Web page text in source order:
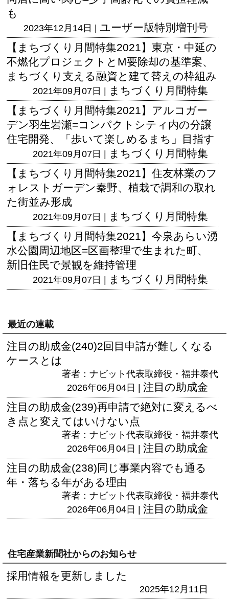
も
2023年12月14日 | ユーザー版特別増刊号
【まちづくり月間特集2021】東京・中延の
不燃化プロジェクトとM要除却の基準案、
まちづくり支える融資と建て替えの枠組み
2021年09月07日 | まちづくり月間特集
【まちづくり月間特集2021】アルコガー
デン羽生岩瀬=コンパクトシティ内の分譲
住宅開発、「歩いて楽しめるまち」目指す
2021年09月07日 | まちづくり月間特集
【まちづくり月間特集2021】住友林業のフ
ォレストガーデン秦野、植栽で調和の取れ
た街並み形成
2021年09月07日 | まちづくり月間特集
【まちづくり月間特集2021】今泉あらい湧
水公園周辺地区=区画整理で生まれた町、
新旧住民で景観を維持管理
2021年09月07日 | まちづくり月間特集
最近の連載
注目の助成金(240)2回目申請が難しくなる
ケースとは
著者：ナビット代表取締役・福井泰代
2026年06月04日 | 注目の助成金
注目の助成金(239)再申請で絶対に変えるべ
き点と変えてはいけない点
著者：ナビット代表取締役・福井泰代
2026年06月04日 | 注目の助成金
注目の助成金(238)同じ事業内容でも通る
年・落ちる年がある理由
著者：ナビット代表取締役・福井泰代
2026年06月04日 | 注目の助成金
住宅産業新聞社からのお知らせ
採用情報を更新しました
2025年12月11日